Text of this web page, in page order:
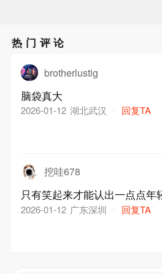
热门评论
brotherlustig
脑袋真大
2026-01-12 湖北武汉 回复TA
挖哇678
只有笑起来才能认出一点点年
2026-01-12 广东深圳 回复TA